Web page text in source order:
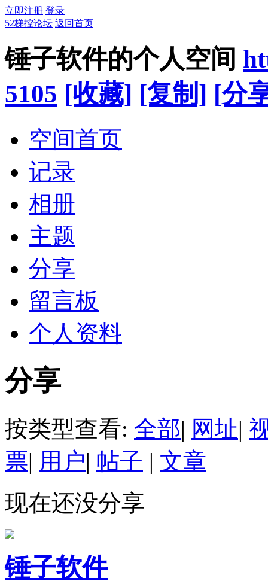
立即注册 登录
52梯控论坛 返回首页
锤子软件的个人空间
5105 [收藏] [复制] [分
空间首页
记录
相册
主题
分享
留言板
个人资料
分享
按类型查看: 全部| 网址|
票| 用户| 帖子 | 文章
现在还没分享
锤子软件